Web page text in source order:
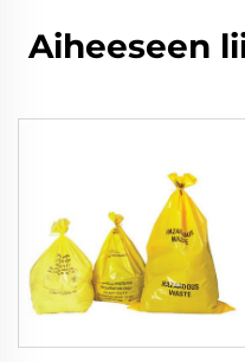
Aiheeseen